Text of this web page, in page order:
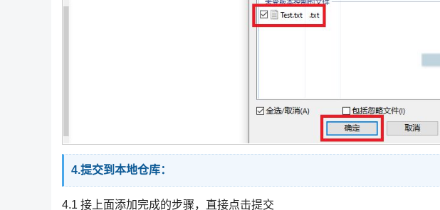
4.提交到本地仓库：
4.1 接上面添加完成的步骤，直接点击提交